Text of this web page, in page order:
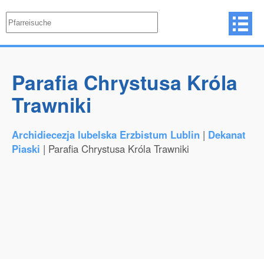
Parafia Chrystusa Króla
Trawniki
Archidiecezja lubelska Erzbistum Lublin | Dekanat
Piaski | Parafia Chrystusa Króla Trawniki